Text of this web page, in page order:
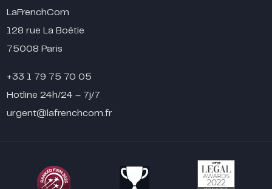
LaFrenchCom
128 rue La Boétie
75008 Paris
+33 1 79 75 70 05
Hotline 24h/24 – 7j/7
urgent@lafrenchcom.fr